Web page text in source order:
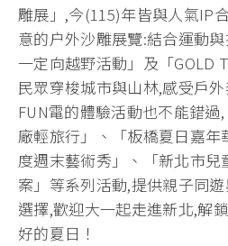
雕展」,今(115)年皆與人氣IP
意的户外沙雕展覽:結合運動
一定向越野活動」及「GOLD
民眾穿梭城市與山林,感受戶
FUN電的體驗活動也不能錯
廠輕旅行」、「板橋夏日嘉
度週末藝術秀」、「新北市
案」等系列活動,提供親子同
選擇,歡迎大一起走進新北,解
好的夏日！